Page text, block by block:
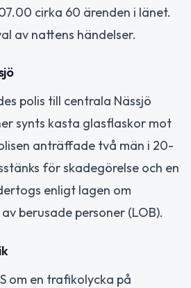
cirka 60 ärenden i länet.
av nattens händelser.
polis till centrala Nässjö
synts kasta glasflaskor mot
anträffade två män i 20-
för skadegörelse och en
enligt lagen om
berusade personer (LOB).
om en trafikolycka på